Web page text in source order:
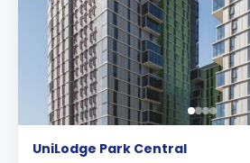
UniLodge Park Central